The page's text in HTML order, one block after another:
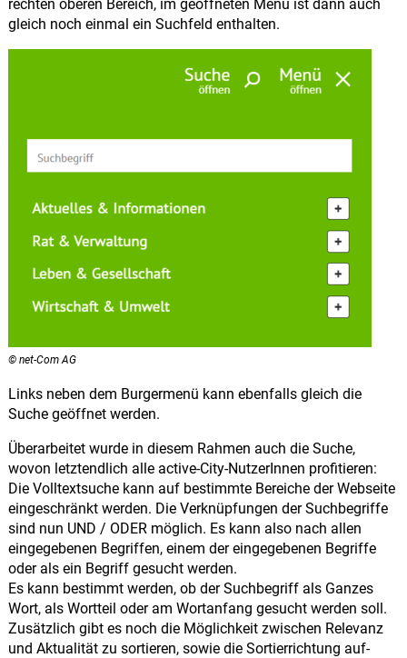
rechten oberen Bereich, im geöffneten Menü ist dann auch
gleich noch einmal ein Suchfeld enthalten.
© net-Com AG
Links neben dem Burgermenü kann ebenfalls gleich die
Suche geöffnet werden.
Überarbeitet wurde in diesem Rahmen auch die Suche,
wovon letztendlich alle active-City-NutzerInnen profitieren:
Die Volltextsuche kann auf bestimmte Bereiche der Webseite
eingeschränkt werden. Die Verknüpfungen der Suchbegriffe
sind nun UND / ODER möglich. Es kann also nach allen
eingegebenen Begriffen, einem der eingegebenen Begriffe
oder als ein Begriff gesucht werden.
Es kann bestimmt werden, ob der Suchbegriff als Ganzes
Wort, als Wortteil oder am Wortanfang gesucht werden soll.
Zusätzlich gibt es noch die Möglichkeit zwischen Relevanz
und Aktualität zu sortieren, sowie die Sortierrichtung auf-